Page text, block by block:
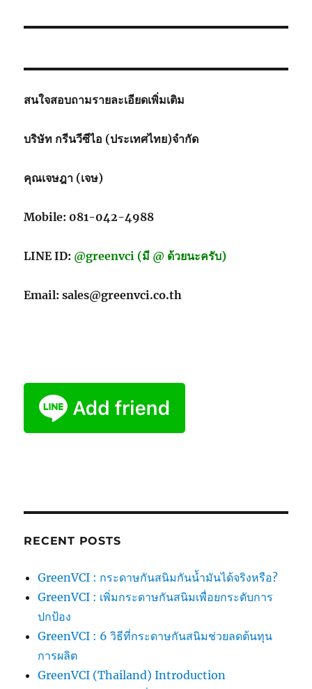
สนใจสอบถามรายละเอียดเพิ่มเติม
บริษัท กรีนวีซีไอ (ประเทศไทย)จำกัด
คุณเจษฎา (เจษ)
Mobile: 081-042-4988
LINE ID: @greenvci (มี @ ด้วยนะครับ)
Email: sales@greenvci.co.th
RECENT POSTS
GreenVCI : กระดาษกันสนิมกันน้ำมันได้จริงหรือ?
GreenVCI : เพิ่มกระดาษกันสนิมเพื่อยกระดับการ
ปกป้อง
GreenVCI : 6 วิธีที่กระดาษกันสนิมช่วยลดต้นทุน
การผลิต
GreenVCI (Thailand) Introduction